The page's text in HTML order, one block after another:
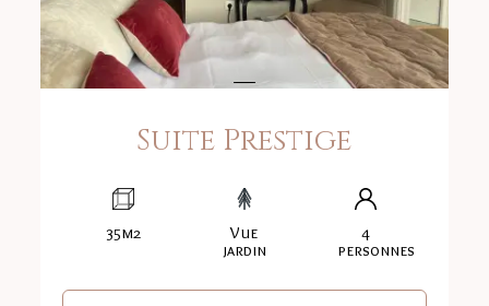
Suite Prestige
35m2
Vue
jardin
4
personnes